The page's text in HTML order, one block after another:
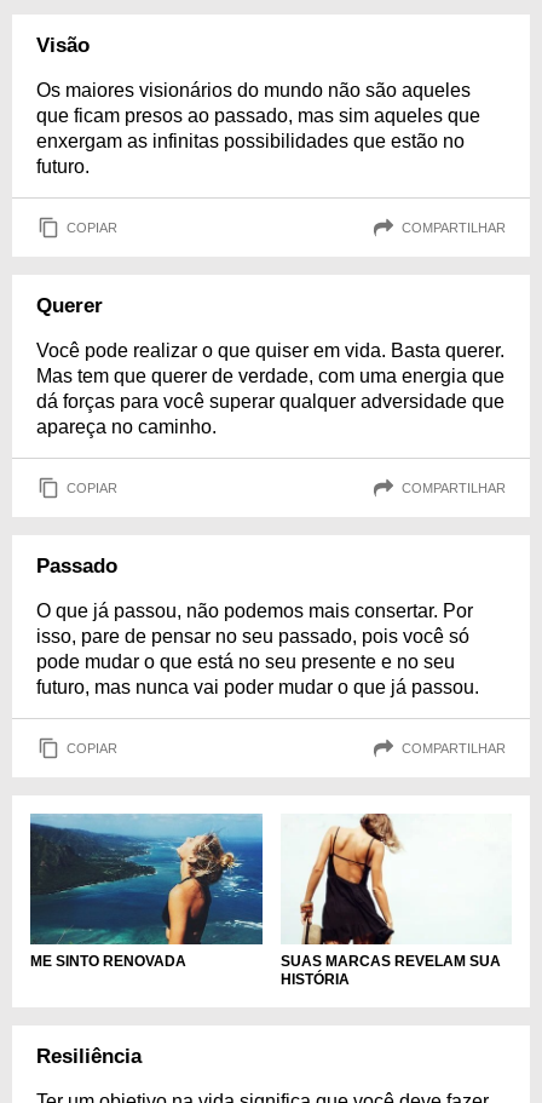
Visão
Os maiores visionários do mundo não são aqueles
que ficam presos ao passado, mas sim aqueles que
enxergam as infinitas possibilidades que estão no
futuro.
COPIAR COMPARTILHAR
Querer
Você pode realizar o que quiser em vida. Basta querer.
Mas tem que querer de verdade, com uma energia que
dá forças para você superar qualquer adversidade que
apareça no caminho.
COPIAR COMPARTILHAR
Passado
O que já passou, não podemos mais consertar. Por
isso, pare de pensar no seu passado, pois você só
pode mudar o que está no seu presente e no seu
futuro, mas nunca vai poder mudar o que já passou.
COPIAR COMPARTILHAR
ME SINTO RENOVADA
SUAS MARCAS REVELAM SUA
HISTÓRIA
Resiliência